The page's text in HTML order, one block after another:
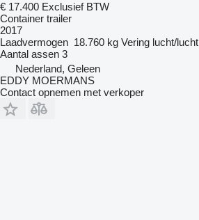
€ 17.400 Exclusief BTW
Container trailer
2017
Laadvermogen 18.760 kg Vering lucht/lucht
Aantal assen 3
Nederland, Geleen
EDDY MOERMANS
Contact opnemen met verkoper